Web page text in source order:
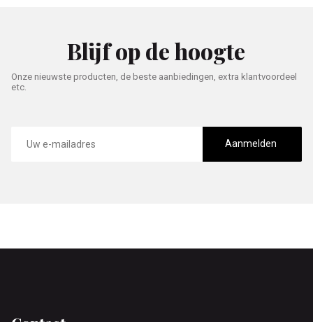
Blijf op de hoogte
Onze nieuwste producten, de beste aanbiedingen, extra klantvoordeel
etc.
mailadres
Aanmelden